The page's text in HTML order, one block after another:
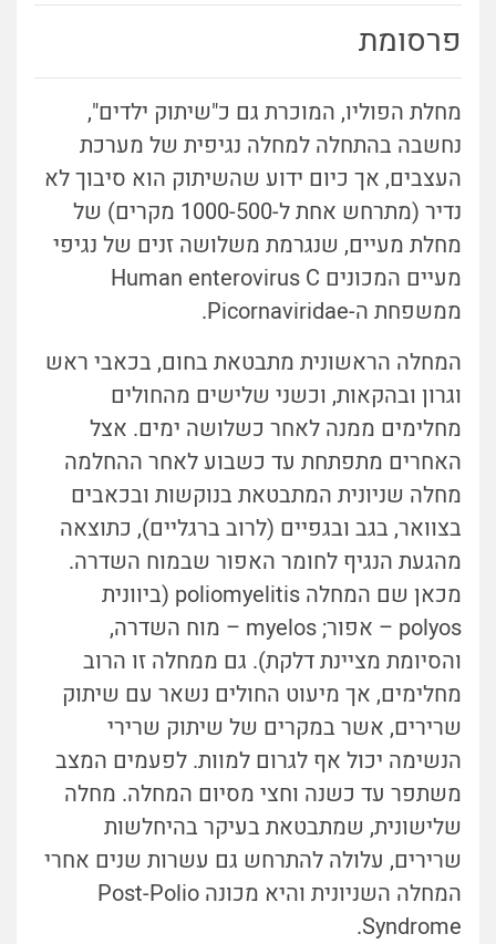
פרסומת
מחלת הפוליו, המוכרת גם כ"שיתוק ילדים",
נחשבה בהתחלה למחלה נגיפית של מערכת
העצבים, אך כיום ידוע שהשיתוק הוא סיבוך לא
נדיר (מתרחש אחת ל-1000-500 מקרים) של
מחלת מעיים, שנגרמת משלושה זנים של נגיפי
מעיים המכונים Human enterovirus C
ממשפחת ה-Picornaviridae.
המחלה הראשונית מתבטאת בחום, בכאבי ראש
וגרון ובהקאות, וכשני שלישים מהחולים
מחלימים ממנה לאחר כשלושה ימים. אצל
האחרים מתפתחת עד כשבוע לאחר ההחלמה
מחלה שניונית המתבטאת בנוקשות ובכאבים
בצוואר, בגב ובגפיים (לרוב ברגליים), כתוצאה
מהגעת הנגיף לחומר האפור שבמוח השדרה.
מכאן שם המחלה poliomyelitis (ביוונית
polyos – אפור; myelos – מוח השדרה,
והסיומת מציינת דלקת). גם ממחלה זו הרוב
מחלימים, אך מיעוט החולים נשאר עם שיתוק
שרירים, אשר במקרים של שיתוק שרירי
הנשימה יכול אף לגרום למוות. לפעמים המצב
משתפר עד כשנה וחצי מסיום המחלה. מחלה
שלישונית, שמתבטאת בעיקר בהיחלשות
שרירים, עלולה להתרחש גם עשרות שנים אחרי
המחלה השניונית והיא מכונה Post-Polio
Syndrome.